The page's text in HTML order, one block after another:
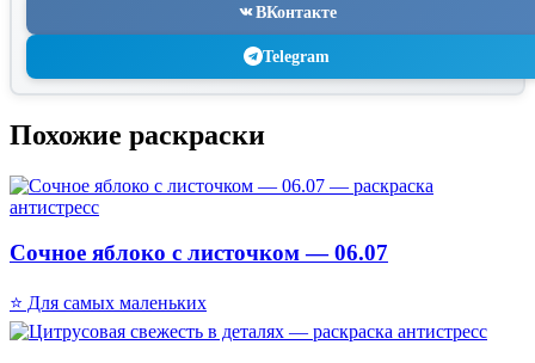
ВКонтакте
Telegram
Похожие раскраски
Сочное яблоко с листочком — 06.07
⭐ Для самых маленьких